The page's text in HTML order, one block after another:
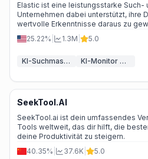
Elastic ist eine leistungsstarke Such-
Unternehmen dabei unterstützt, ihre
wertvolle Erkenntnisse daraus zu
25.22%
1.3M 5.0
KI-Suchmaschine KI-Monitor & Berichtersteller
SeekTool.AI
SeekTool.ai ist dein umfassendes
Tools weltweit, das dir hilft, die
deine Produktivität zu steigern.
40.35%
37.6K 5.0